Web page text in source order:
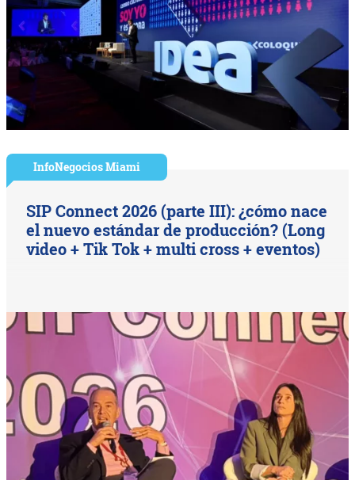
InfoNegocios Miami
SIP Connect 2026 (parte III): ¿cómo nace
el nuevo estándar de producción? (Long
video + Tik Tok + multi cross + eventos)